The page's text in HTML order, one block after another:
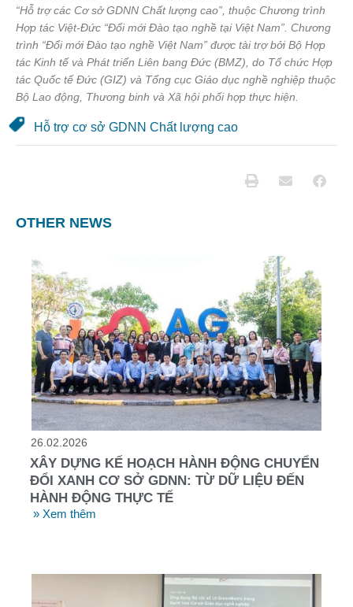
“Hỗ trợ các Cơ sở GDNN Chất lượng cao”, thuộc Chương trình
Hợp tác Việt-Đức “Đổi mới Đào tạo nghề tại Việt Nam”. Chương
trình “Đổi mới Đào tạo nghề Việt Nam” được tài trợ bởi Bộ Hợp
tác Kinh tế và Phát triển Liên bang Đức (BMZ), do Tổ chức Hợp
tác Quốc tế Đức (GIZ) và Tổng cục Giáo dục nghề nghiệp thuộc
Bộ Lao động, Thương binh và Xã hội phối hợp thực hiện.
Hỗ trợ cơ sở GDNN Chất lượng cao
OTHER NEWS
26.02.2026
XÂY DỰNG KẾ HOẠCH HÀNH ĐỘNG CHUYỂN
ĐỔI XANH CƠ SỞ GDNN: TỪ DỮ LIỆU ĐẾN
HÀNH ĐỘNG THỰC TẾ
» Xem thêm